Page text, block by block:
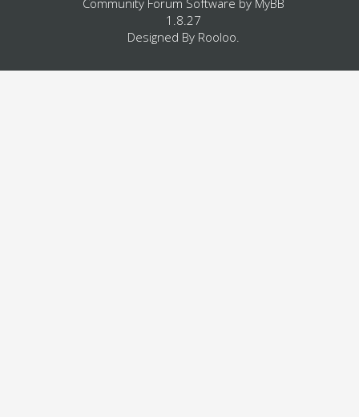
Community Forum Software by MyBB
1.8.27
Designed By Rooloo.